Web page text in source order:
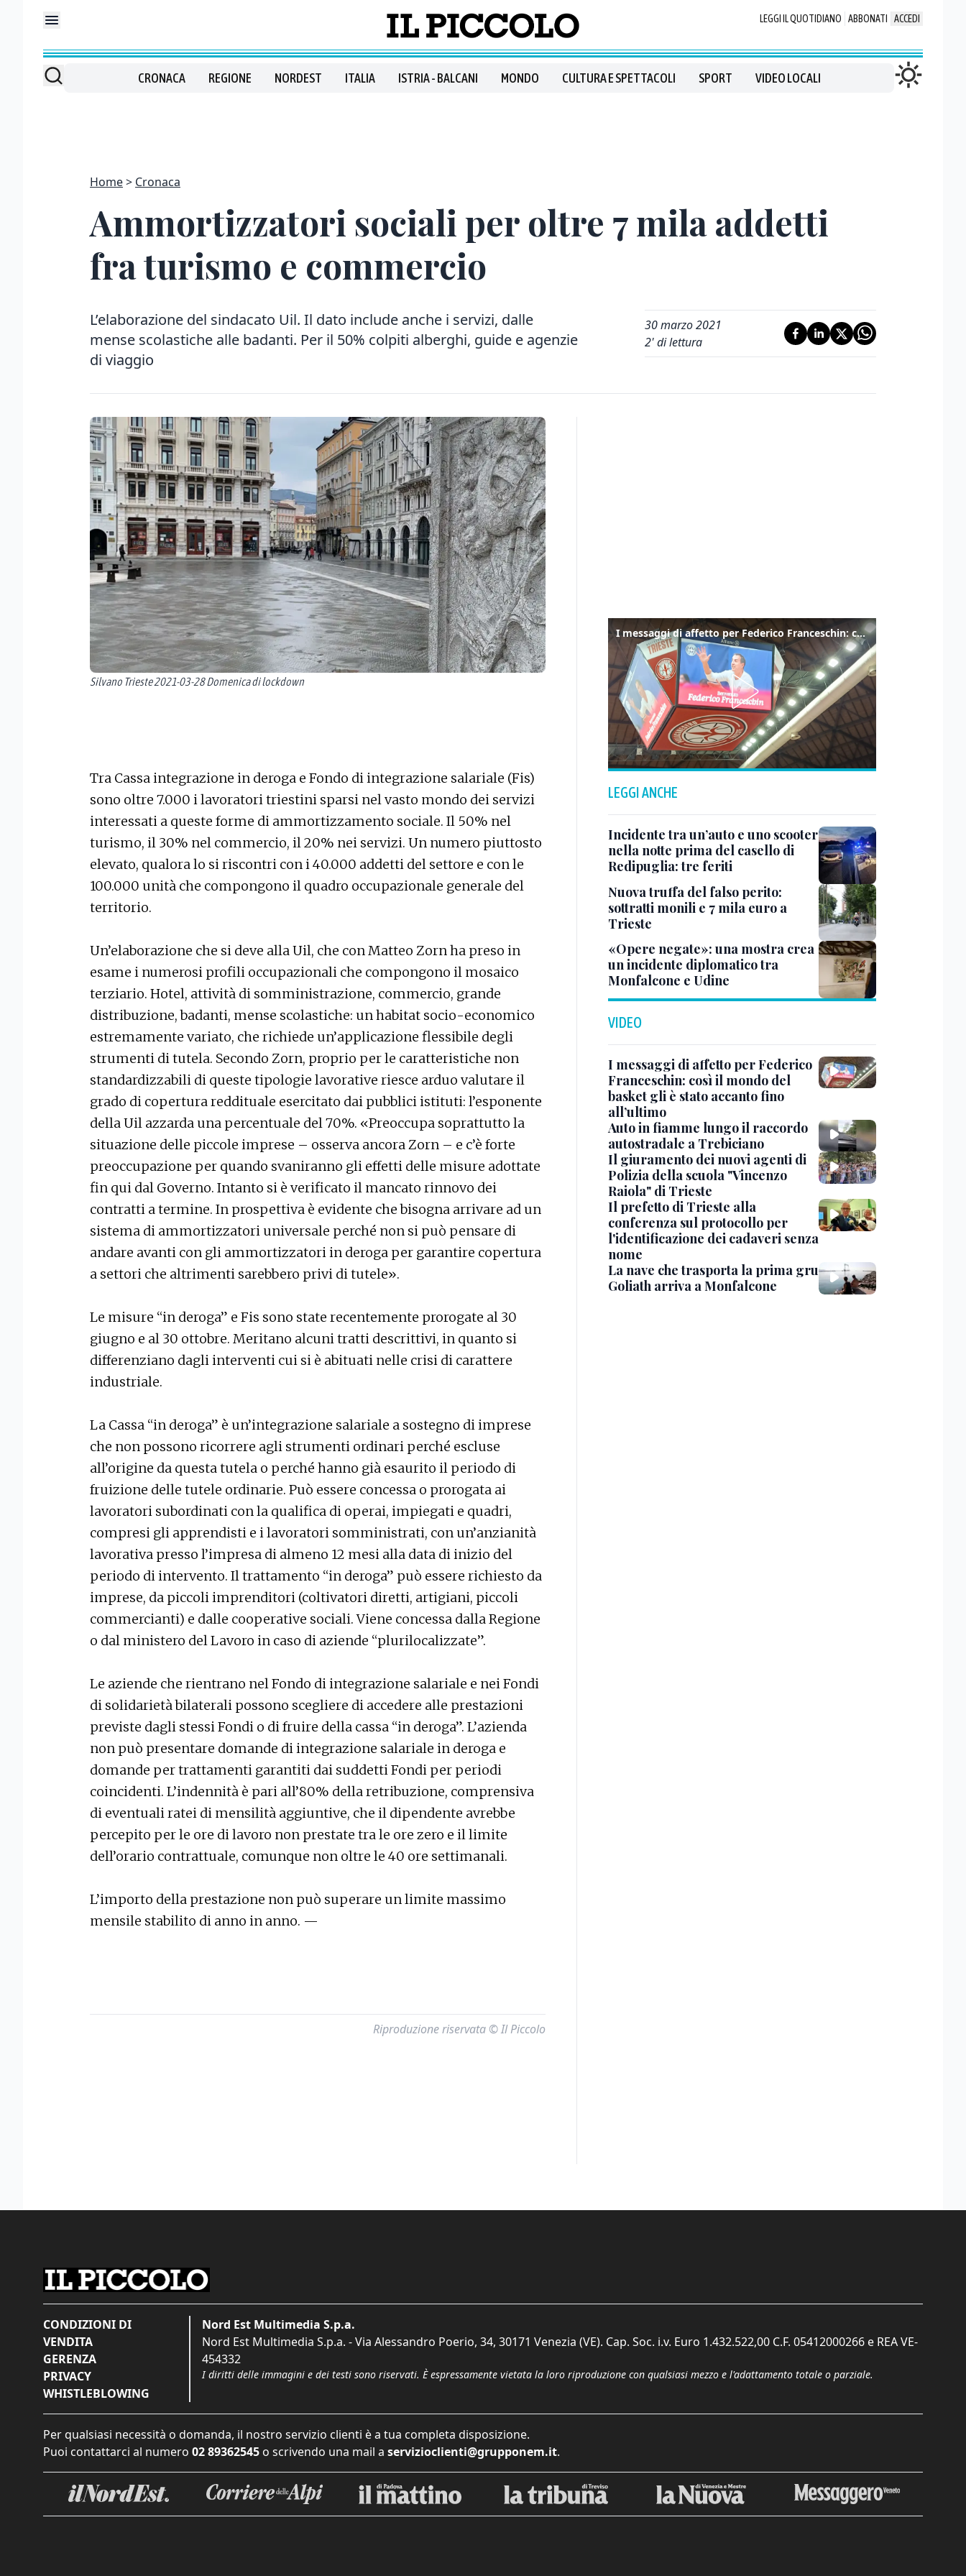
LEGGI IL QUOTIDIANO ABBONATI ACCEDI
CRONACA REGIONE NORDEST ITALIA ISTRIA - BALCANI MONDO CULTURA E SPETTACOLI SPORT VIDEO LOCALI
Home Cronaca
Ammortizzatori sociali per oltre 7 mila addetti
fra turismo e commercio
L’elaborazione del sindacato Uil. Il dato include anche i servizi, dalle
mense scolastiche alle badanti. Per il 50% colpiti alberghi, guide e agenzie
di viaggio
30 marzo 2021
2' di lettura
Silvano Trieste 2021-03-28 Domenica di lockdown
Tra Cassa integrazione in deroga e Fondo di integrazione salariale (Fis)
sono oltre 7.000 i lavoratori triestini sparsi nel vasto mondo dei servizi
interessati a queste forme di ammortizzamento sociale. Il 50% nel
turismo, il 30% nel commercio, il 20% nei servizi. Un numero piuttosto
elevato, qualora lo si riscontri con i 40.000 addetti del settore e con le
100.000 unità che compongono il quadro occupazionale generale del
territorio.
Un’elaborazione che si deve alla Uil, che con Matteo Zorn ha preso in
esame i numerosi profili occupazionali che compongono il mosaico
terziario. Hotel, attività di somministrazione, commercio, grande
distribuzione, badanti, mense scolastiche: un habitat socio-economico
estremamente variato, che richiede un’applicazione flessibile degli
strumenti di tutela. Secondo Zorn, proprio per le caratteristiche non
standardizzabili di queste tipologie lavorative riesce arduo valutare il
grado di copertura reddituale esercitato dai pubblici istituti: l’esponente
della Uil azzarda una percentuale del 70%. «Preoccupa soprattutto la
situazione delle piccole imprese – osserva ancora Zorn – e c’è forte
preoccupazione per quando svaniranno gli effetti delle misure adottate
fin qui dal Governo. Intanto si è verificato il mancato rinnovo dei
contratti a termine. In prospettiva è evidente che bisogna arrivare ad un
sistema di ammortizzatori universale perché non si può pensare di
andare avanti con gli ammortizzatori in deroga per garantire copertura
a settori che altrimenti sarebbero privi di tutele».
Le misure “in deroga” e Fis sono state recentemente prorogate al 30
giugno e al 30 ottobre. Meritano alcuni tratti descrittivi, in quanto si
differenziano dagli interventi cui si è abituati nelle crisi di carattere
industriale.
La Cassa “in deroga” è un’integrazione salariale a sostegno di imprese
che non possono ricorrere agli strumenti ordinari perché escluse
all’origine da questa tutela o perché hanno già esaurito il periodo di
fruizione delle tutele ordinarie. Può essere concessa o prorogata ai
lavoratori subordinati con la qualifica di operai, impiegati e quadri,
compresi gli apprendisti e i lavoratori somministrati, con un’anzianità
lavorativa presso l’impresa di almeno 12 mesi alla data di inizio del
periodo di intervento. Il trattamento “in deroga” può essere richiesto da
imprese, da piccoli imprenditori (coltivatori diretti, artigiani, piccoli
commercianti) e dalle cooperative sociali. Viene concessa dalla Regione
o dal ministero del Lavoro in caso di aziende “plurilocalizzate”.
Le aziende che rientrano nel Fondo di integrazione salariale e nei Fondi
di solidarietà bilaterali possono scegliere di accedere alle prestazioni
previste dagli stessi Fondi o di fruire della cassa “in deroga”. L’azienda
non può presentare domande di integrazione salariale in deroga e
domande per trattamenti garantiti dai suddetti Fondi per periodi
coincidenti. L’indennità è pari all’80% della retribuzione, comprensiva
di eventuali ratei di mensilità aggiuntive, che il dipendente avrebbe
percepito per le ore di lavoro non prestate tra le ore zero e il limite
dell’orario contrattuale, comunque non oltre le 40 ore settimanali.
L’importo della prestazione non può superare un limite massimo
mensile stabilito di anno in anno. —
Riproduzione riservata © Il Piccolo
I messaggi di affetto per Federico Franceschin: così il mondo del basket gli è stato accanto fino all’ultimo
LEGGI ANCHE
Incidente tra un’auto e uno scooter
nella notte prima del casello di
Redipuglia: tre feriti
Nuova truffa del falso perito:
sottratti monili e 7 mila euro a
Trieste
«Opere negate»: una mostra crea
un incidente diplomatico tra
Monfalcone e Udine
VIDEO
I messaggi di affetto per Federico
Franceschin: così il mondo del
basket gli è stato accanto fino
all’ultimo
Auto in fiamme lungo il raccordo
autostradale a Trebiciano
Il giuramento dei nuovi agenti di
Polizia della scuola "Vincenzo
Raiola" di Trieste
Il prefetto di Trieste alla
conferenza sul protocollo per
l'identificazione dei cadaveri senza
nome
La nave che trasporta la prima gru
Goliath arriva a Monfalcone
CONDIZIONI DI
VENDITA
GERENZA
PRIVACY
WHISTLEBLOWING
Nord Est Multimedia S.p.a.
Nord Est Multimedia S.p.a. - Via Alessandro Poerio, 34, 30171 Venezia (VE). Cap. Soc. i.v. Euro 1.432.522,00 C.F. 05412000266 e REA VE-
454332
I diritti delle immagini e dei testi sono riservati. È espressamente vietata la loro riproduzione con qualsiasi mezzo e l'adattamento totale o parziale.
Per qualsiasi necessità o domanda, il nostro servizio clienti è a tua completa disposizione.
Puoi contattarci al numero 02 89362545 o scrivendo una mail a servizioclienti@grupponem.it.